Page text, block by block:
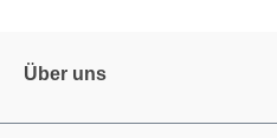
Über uns